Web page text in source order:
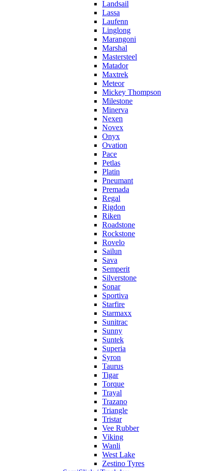
Landsail
Lassa
Laufenn
Linglong
Marangoni
Marshal
Mastersteel
Matador
Maxtrek
Meteor
Mickey Thompson
Milestone
Minerva
Nexen
Novex
Onyx
Ovation
Pace
Petlas
Platin
Pneumant
Premada
Regal
Rigdon
Riken
Roadstone
Rockstone
Rovelo
Sailun
Sava
Semperit
Silverstone
Sonar
Sportiva
Starfire
Starmaxx
Sunitrac
Sunny
Suntek
Superia
Syron
Taurus
Tigar
Torque
Trayal
Trazano
Triangle
Tristar
Vee Rubber
Viking
Wanli
West Lake
Zestino Tyres